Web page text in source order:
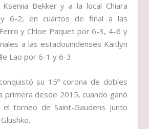
Bekker y a la local Chiara
6-2, en cuartos de final a las
y Chloe Paquet por 6-3, 4-6 y
a las estadounidenses Kaitlyn
Lao por 6-1 y 6-3.
su 15º corona de dobles
primera desde 2015, cuando ganó
el torneo de Saint-Gaudens junto